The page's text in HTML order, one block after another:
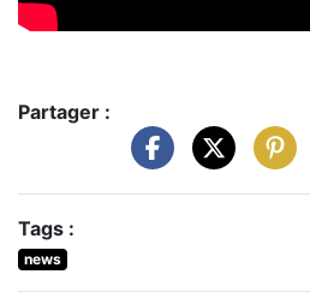
Partager :
Tags :
news